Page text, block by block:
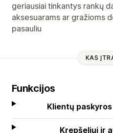
geriausiai tinkantys rankų
aksesuarams ar gražioms
pasauliu
KAS
Funkcijos
Klientų
Krepšeliui ir